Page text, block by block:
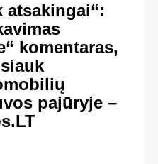
atsakingai“:
komentaras,
pajūryje –